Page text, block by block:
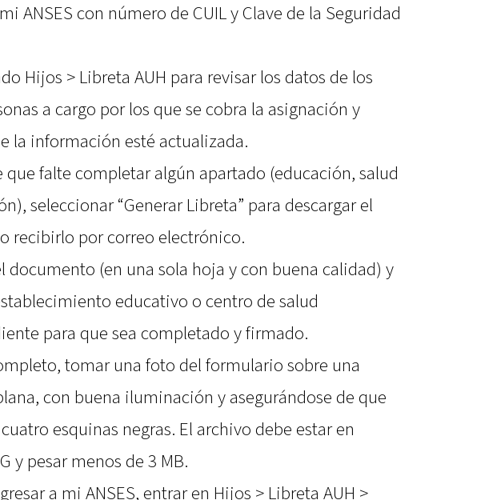
ANSES con número de CUIL y Clave de la Seguridad
Hijos > Libreta AUH para revisar los datos de los
a cargo por los que se cobra la asignación y
la información esté actualizada.
que falte completar algún apartado (educación, salud
seleccionar “Generar Libreta” para descargar el
recibirlo por correo electrónico.
documento (en una sola hoja y con buena calidad) y
educativo o centro de salud
para que sea completado y firmado.
tomar una foto del formulario sobre una
con buena iluminación y asegurándose de que
esquinas negras. El archivo debe estar en
y pesar menos de 3 MB.
a mi ANSES, entrar en Hijos > Libreta AUH >